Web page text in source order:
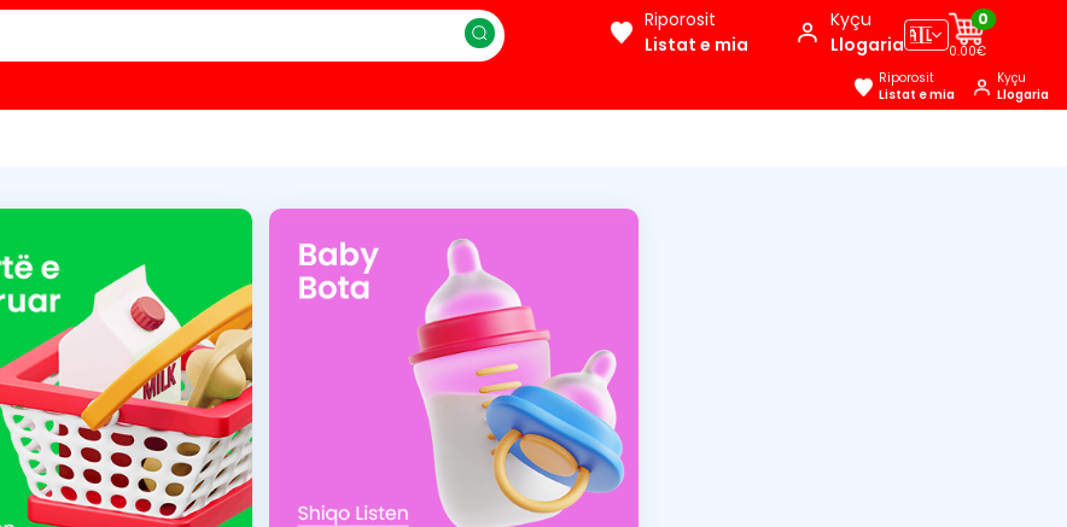
Riporosit
Listat e mia
Kyçu
Llogaria🇦🇱
0
0.00€
Riporosit
Listat e mia
Kyçu
Llogaria